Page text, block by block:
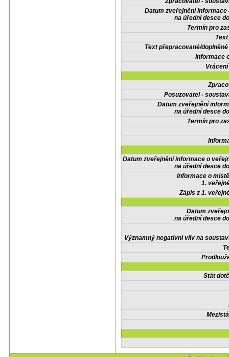
Datum zveřejnění informace
na úřední desce
Termín pro
Text přepracované/
Informace
Posuzovatel -
Datum zveřejnění
na úřední desce
Termín pro
Datum zveřejnění informace o
na úřední desce
Informace o
1.
Zápis z 1.
Datum
na úřední desce
Významný negativní vliv na
Stát